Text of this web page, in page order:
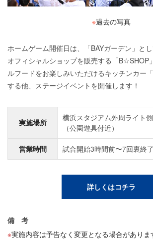
※過去の写真
ホームゲーム開催日は、「BAYガーデン」と
オフィシャルショップを販売する「B☆SHOP
ルフードをお楽しみいただけるキッチンカー
する他、ステージイベントを開催します！
実施場所
横浜スタジアム外周ライト
（公園遊具付近）
営業時間 試合開始3時間前〜7回裏終
詳しくはコチラ
備 考
実施内容は予告なく変更となる場合があり